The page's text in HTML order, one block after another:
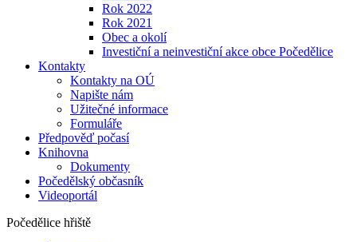
Rok 2022
Rok 2021
Obec a okolí
Investiční a neinvestiční akce obce Počedělice
Kontakty
Kontakty na OÚ
Napište nám
Užitečné informace
Formuláře
Předpověď počasí
Knihovna
Dokumenty
Počedělský občasník
Videoportál
Počedělice hřiště